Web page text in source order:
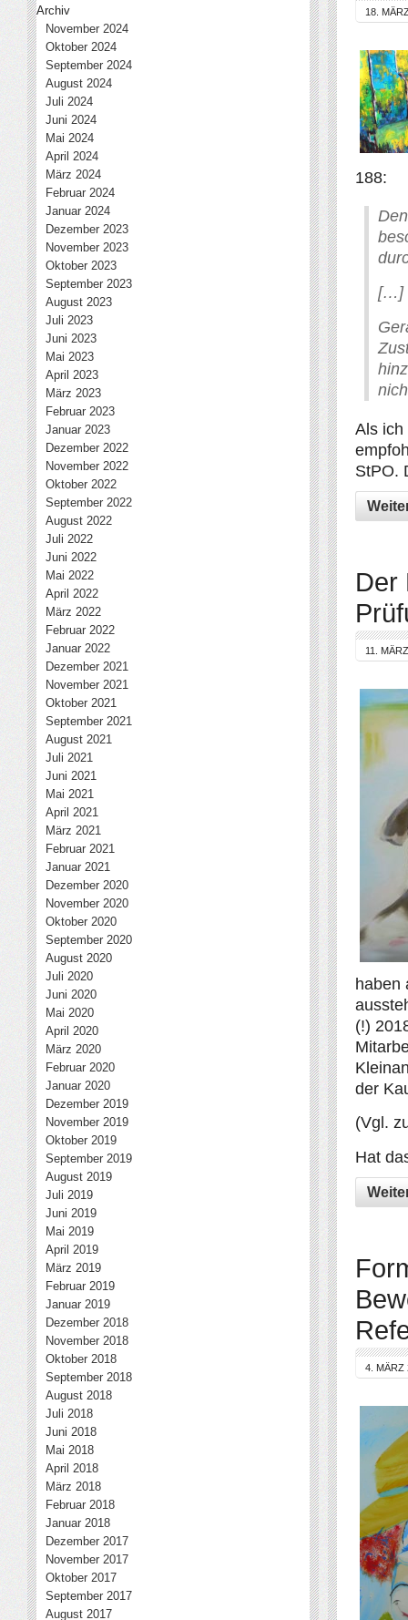
18.
188:
[…]
Als ich
StPO.
Der
11.
haben
(!)
der
(Vgl.
Hat
4. MÄRZ
Archiv
November 2024
Oktober 2024
September 2024
August 2024
Juli 2024
Juni 2024
Mai 2024
April 2024
März 2024
Februar 2024
Januar 2024
Dezember 2023
November 2023
Oktober 2023
September 2023
August 2023
Juli 2023
Juni 2023
Mai 2023
April 2023
März 2023
Februar 2023
Januar 2023
Dezember 2022
November 2022
Oktober 2022
September 2022
August 2022
Juli 2022
Juni 2022
Mai 2022
April 2022
März 2022
Februar 2022
Januar 2022
Dezember 2021
November 2021
Oktober 2021
September 2021
August 2021
Juli 2021
Juni 2021
Mai 2021
April 2021
März 2021
Februar 2021
Januar 2021
Dezember 2020
November 2020
Oktober 2020
September 2020
August 2020
Juli 2020
Juni 2020
Mai 2020
April 2020
März 2020
Februar 2020
Januar 2020
Dezember 2019
November 2019
Oktober 2019
September 2019
August 2019
Juli 2019
Juni 2019
Mai 2019
April 2019
März 2019
Februar 2019
Januar 2019
Dezember 2018
November 2018
Oktober 2018
September 2018
August 2018
Juli 2018
Juni 2018
Mai 2018
April 2018
März 2018
Februar 2018
Januar 2018
Dezember 2017
November 2017
Oktober 2017
September 2017
August 2017